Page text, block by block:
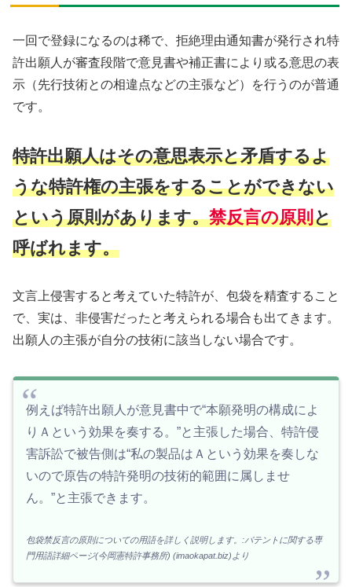
一回で登録になるのは稀で、拒絶理由通知書が発行され特
許出願人が審査段階で意見書や補正書により或る意思の表
示（先行技術との相違点などの主張など）を行うのが普通
です。
特許出願人はその意思表示と矛盾するよ
うな特許権の主張をすることができない
という原則があります。禁反言の原則と
呼ばれます。
文言上侵害すると考えていた特許が、包袋を精査すること
で、実は、非侵害だったと考えられる場合も出てきます。
出願人の主張が自分の技術に該当しない場合です。
例えば特許出願人が意見書中で“本願発明の構成によ
りＡという効果を奏する。”と主張した場合、特許侵
害訴訟で被告側は“私の製品はＡという効果を奏しな
いので原告の特許発明の技術的範囲に属しませ
ん。”と主張できます。
包袋禁反言の原則についての用語を詳しく説明します。:パテントに関する専
門用語詳細ページ(今岡憲特許事務所) (imaokapat.biz)より